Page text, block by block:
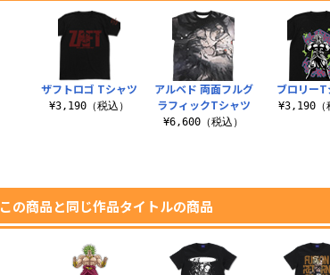
ブロリーT
¥3,190（
ザフトロゴ Tシャツ
¥3,190（税込）
アルベド 両面フルグ
ラフィックTシャツ
¥6,600（税込）
この商品と同じ作品タイトルの商品